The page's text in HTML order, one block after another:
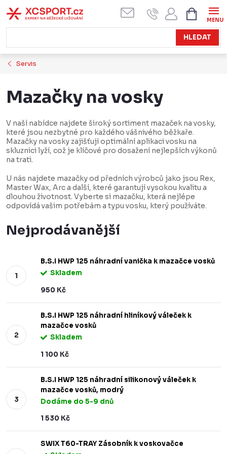
na
obsah
HLEDAT
KOŠÍK
Servis
Mazačky na vosky
V naší nabídce najdete široký sortiment mazaček na vosky,
které jsou nezbytné pro každého vášnivého běžkaře.
Mazačky na vosky zajišťují optimální aplikaci vosku na
skluznici lyží, což je klíčové pro dosažení nejlepších výkonů
na trati.
U nás najdete mazačky od předních výrobců jako jsou Rex,
Master Wax, Arc a další, které garantují vysokou kvalitu a
dlouhou životnost. Vyberte si mazačku, která nejlépe
odpovídá vašim potřebám a typu vosku, který používáte.
Nejprodávanější
B.S.I HWP 125 náhradní vanička k mazačce vosků
Skladem
950 Kč
B.S.I HWP 125 náhradní hliníkový váleček k
mazačce vosků
Skladem
1 100 Kč
B.S.I HWP 125 náhradní silikonový váleček k
mazačce vosků, modrý
Dodáme do 5-9 dnů
1 530 Kč
SWIX T60-TRAY Zásobník k voskovačce